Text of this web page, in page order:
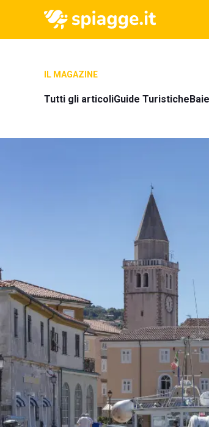
IL MAGAZINE
Tutti gli articoliGuide Turistiche